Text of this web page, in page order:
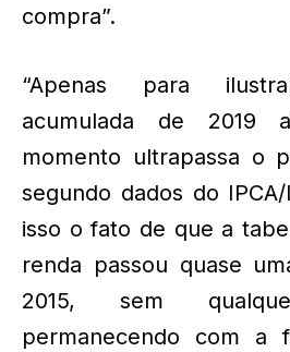
compra”.
“Apenas para
acumulada de 2019
momento ultrapassa o
segundo dados do
isso o fato de que a
renda passou quase
2015, sem
permanecendo com a